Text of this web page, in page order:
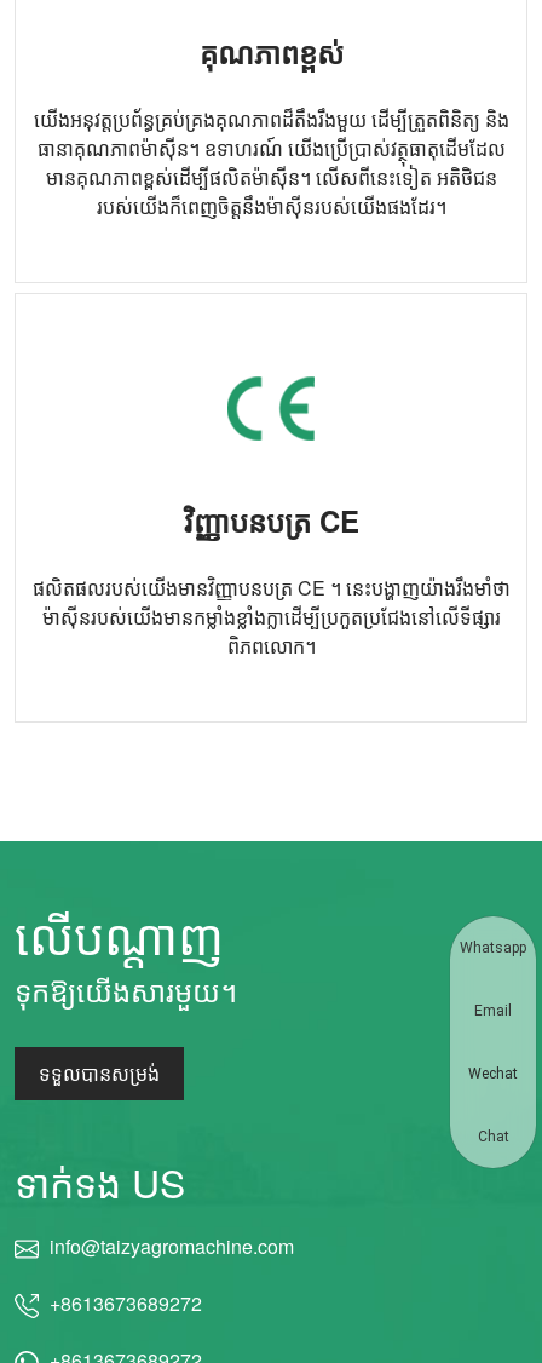
គុណភាពខ្ពស់
យើងអនុវត្តប្រព័ន្ធគ្រប់គ្រងគុណភាពដ៏តឹងរឹងមួយ ដើម្បីត្រួតពិនិត្យ និង
ធានាគុណភាពម៉ាស៊ីន។ ឧទាហរណ៍ យើងប្រើប្រាស់វត្ថុធាតុដើមដែល
មានគុណភាពខ្ពស់ដើម្បីផលិតម៉ាស៊ីន។ លើសពីនេះទៀត អតិថិជន
របស់យើងក៏ពេញចិត្តនឹងម៉ាស៊ីនរបស់យើងផងដែរ។
វិញ្ញាបនបត្រ CE
ផលិតផលរបស់យើងមានវិញ្ញាបនបត្រ CE ។ នេះបង្ហាញយ៉ាងរឹងមាំថា
ម៉ាស៊ីនរបស់យើងមានកម្លាំងខ្លាំងក្លាដើម្បីប្រកួតប្រជែងនៅលើទីផ្សារ
ពិភពលោក។
លើបណ្តាញ
ទុកឱ្យយើងសារមួយ។
ទទួលបានសម្រង់
ទាក់ទង US
info@taizyagromachine.com
+8613673689272
Whatsapp
Email
Wechat
Chat